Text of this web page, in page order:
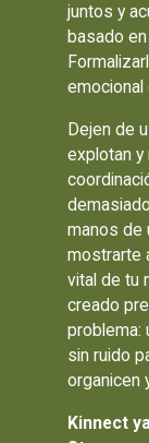
juntos y
basado
emocional
Dejen de
explotan y
manos de
mostrarte
vital de tu
creado
problema:
sin ruido
organicen
Kinnect